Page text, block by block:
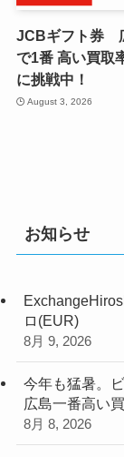
JCBギフト券
で1番 高い買取
に挑戦中！
August 3, 2026
お知らせ
ロ(EUR)
8月 9, 2026
今年も猛暑。
広島一番高い
8月 8, 2026